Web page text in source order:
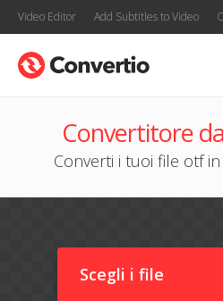
Video Editor Add Subtitles to Video
Convertitore
Converti i tuoi file otf
Scegli i file